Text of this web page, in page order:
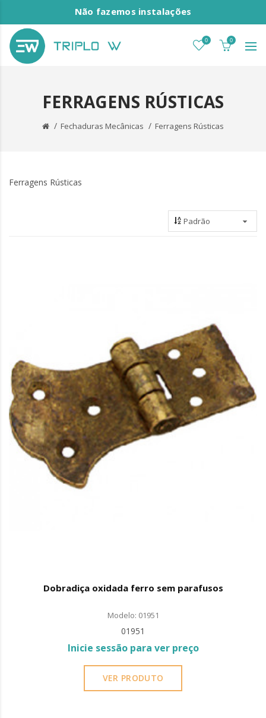
Não fazemos instalações
0 0
FERRAGENS RÚSTICAS
Fechaduras Mecânicas Ferragens Rústicas
Ferragens Rústicas
Dobradiça oxidada ferro sem parafusos
Modelo: 01951
01951
Inicie sessão para ver preço
VER PRODUTO